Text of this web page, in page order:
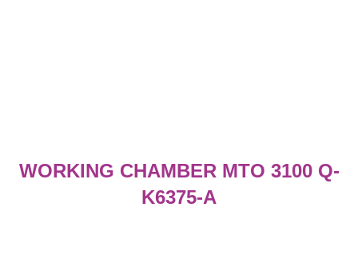
WORKING CHAMBER MTO 3100 Q-
K6375-A